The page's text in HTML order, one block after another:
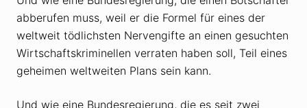
abberufen muss, weil er die Formel für eines der
weltweit tödlichsten Nervengifte an einen gesuchten
Wirtschaftskriminellen verraten haben soll, Teil eines
geheimen weltweiten Plans sein kann.
Und wie eine Bundesregierung, die es seit zwei